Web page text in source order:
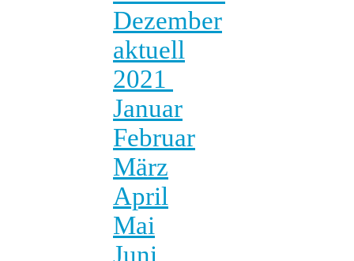
Dezember
aktuell
2021
Januar
Februar
März
April
Mai
Juni